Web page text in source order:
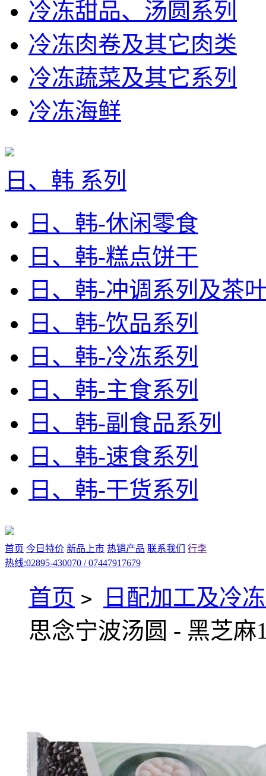
冷冻甜品、汤圆系列
冷冻肉卷及其它肉类
冷冻蔬菜及其它系列
冷冻海鲜
日、韩 系列
日、韩-休闲零食
日、韩-糕点饼干
日、韩-冲调系列及茶
日、韩-饮品系列
日、韩-冷冻系列
日、韩-主食系列
日、韩-副食品系列
日、韩-速食系列
日、韩-干货系列
首页 今日特价 新品上市 热销产品 联系我们
行李
热线:02895-430070 / 07447917679
首页 >
日配加工及冷
思念宁波汤圆 - 黑芝麻